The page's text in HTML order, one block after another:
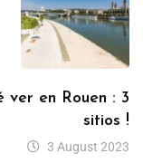
ver en Rouen : 3
sitios !
3 August 2023